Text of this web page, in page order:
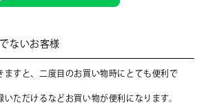
ないお客様
ますと、二度目のお買い物時にとても便利で
ただけるなどお買い物が便利になります。